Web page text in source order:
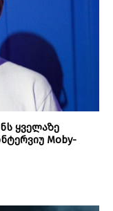
ყველაზე
Moby-